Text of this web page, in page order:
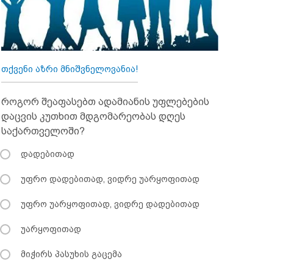
თქვენი აზრი მნიშვნელოვანია!
როგორ შეაფასებთ ადამიანის უფლებების
დაცვის კუთხით მდგომარეობას დღეს
საქართველოში?
დადებითად
უფრო დადებითად, ვიდრე უარყოფითად
უფრო უარყოფითად, ვიდრე დადებითად
უარყოფითად
მიჭირს პასუხის გაცემა